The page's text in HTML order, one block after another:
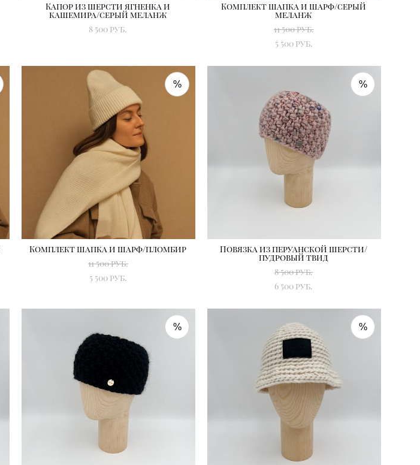
Капор из шерсти ягненка и
кашемира/серый меланж
8 500 pуб.
Комплект шапка и шарф/серый
меланж
11 500 pуб.
5 500 pуб.
%
Комплект шапка и шарф/пломбир
11 500 pуб.
5 500 pуб.
%
Повязка из перуанской шерсти/
пудровый твид
8 500 pуб.
6 500 pуб.
% %